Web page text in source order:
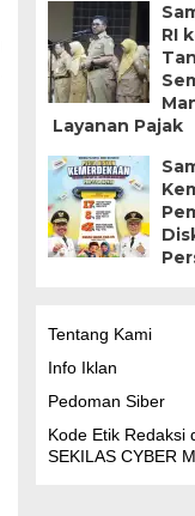
RI
Layanan Pajak
Tentang Kami
Info Iklan
Pedoman Siber
Kode Etik Redaksi
SEKILAS CYBER